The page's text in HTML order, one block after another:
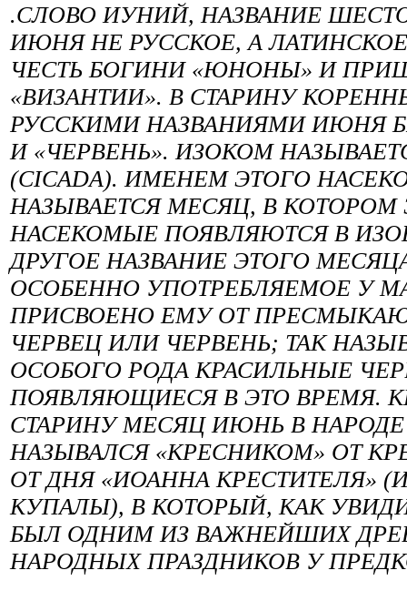
.СЛОВО ИУНИЙ, НАЗВАНИЕ
ИЮНЯ НЕ РУССКОЕ, А
ЧЕСТЬ БОГИНИ «ЮНОНЫ» И
«ВИЗАНТИИ». В СТАРИНУ
РУССКИМИ НАЗВАНИЯМИ ИЮНЯ
И «ЧЕРВЕНЬ». ИЗОКОМ
(CICADA). ИМЕНЕМ ЭТОГО
НАЗЫВАЕТСЯ МЕСЯЦ, В КОТОРОМ
НАСЕКОМЫЕ ПОЯВЛЯЮТСЯ В
ДРУГОЕ НАЗВАНИЕ ЭТОГО
ОСОБЕННО УПОТРЕБЛЯЕМОЕ У
ПРИСВОЕНО ЕМУ ОТ
ЧЕРВЕЦ ИЛИ ЧЕРВЕНЬ; ТАК
ОСОБОГО РОДА КРАСИЛЬНЫЕ
ПОЯВЛЯЮЩИЕСЯ В ЭТО ВРЕМЯ.
СТАРИНУ МЕСЯЦ ИЮНЬ В НАРОДЕ
НАЗЫВАЛСЯ «КРЕСНИКОМ» ОТ
ОТ ДНЯ «ИОАННА КРЕСТИТЕЛЯ»
КУПАЛЫ), В КОТОРЫЙ, КАК
БЫЛ ОДНИМ ИЗ ВАЖНЕЙШИХ
НАРОДНЫХ ПРАЗДНИКОВ У